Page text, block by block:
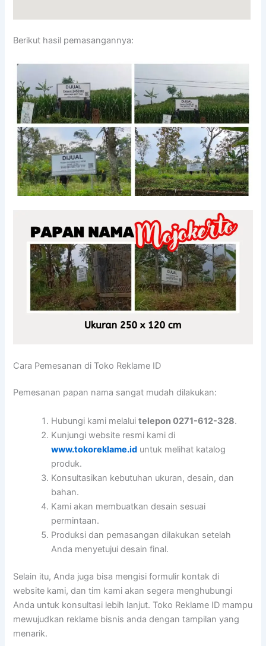
Berikut hasil pemasangannya:
Cara Pemesanan di Toko Reklame ID
Pemesanan papan nama sangat mudah dilakukan:
Hubungi kami melaluitelepon 0271-612-328.
Kunjungi website resmi kami di
www.tokoreklame.id untuk melihat katalog
produk.
Konsultasikan kebutuhan ukuran, desain, dan
bahan.
Kami akan membuatkan desain sesuai
permintaan.
Produksi dan pemasangan dilakukan setelah
Anda menyetujui desain final.
Selain itu, Anda juga bisa mengisi formulir kontak di
website kami, dan tim kami akan segera menghubungi
Anda untuk konsultasi lebih lanjut. Toko Reklame ID mampu
mewujudkan reklame bisnis anda dengan tampilan yang
menarik.